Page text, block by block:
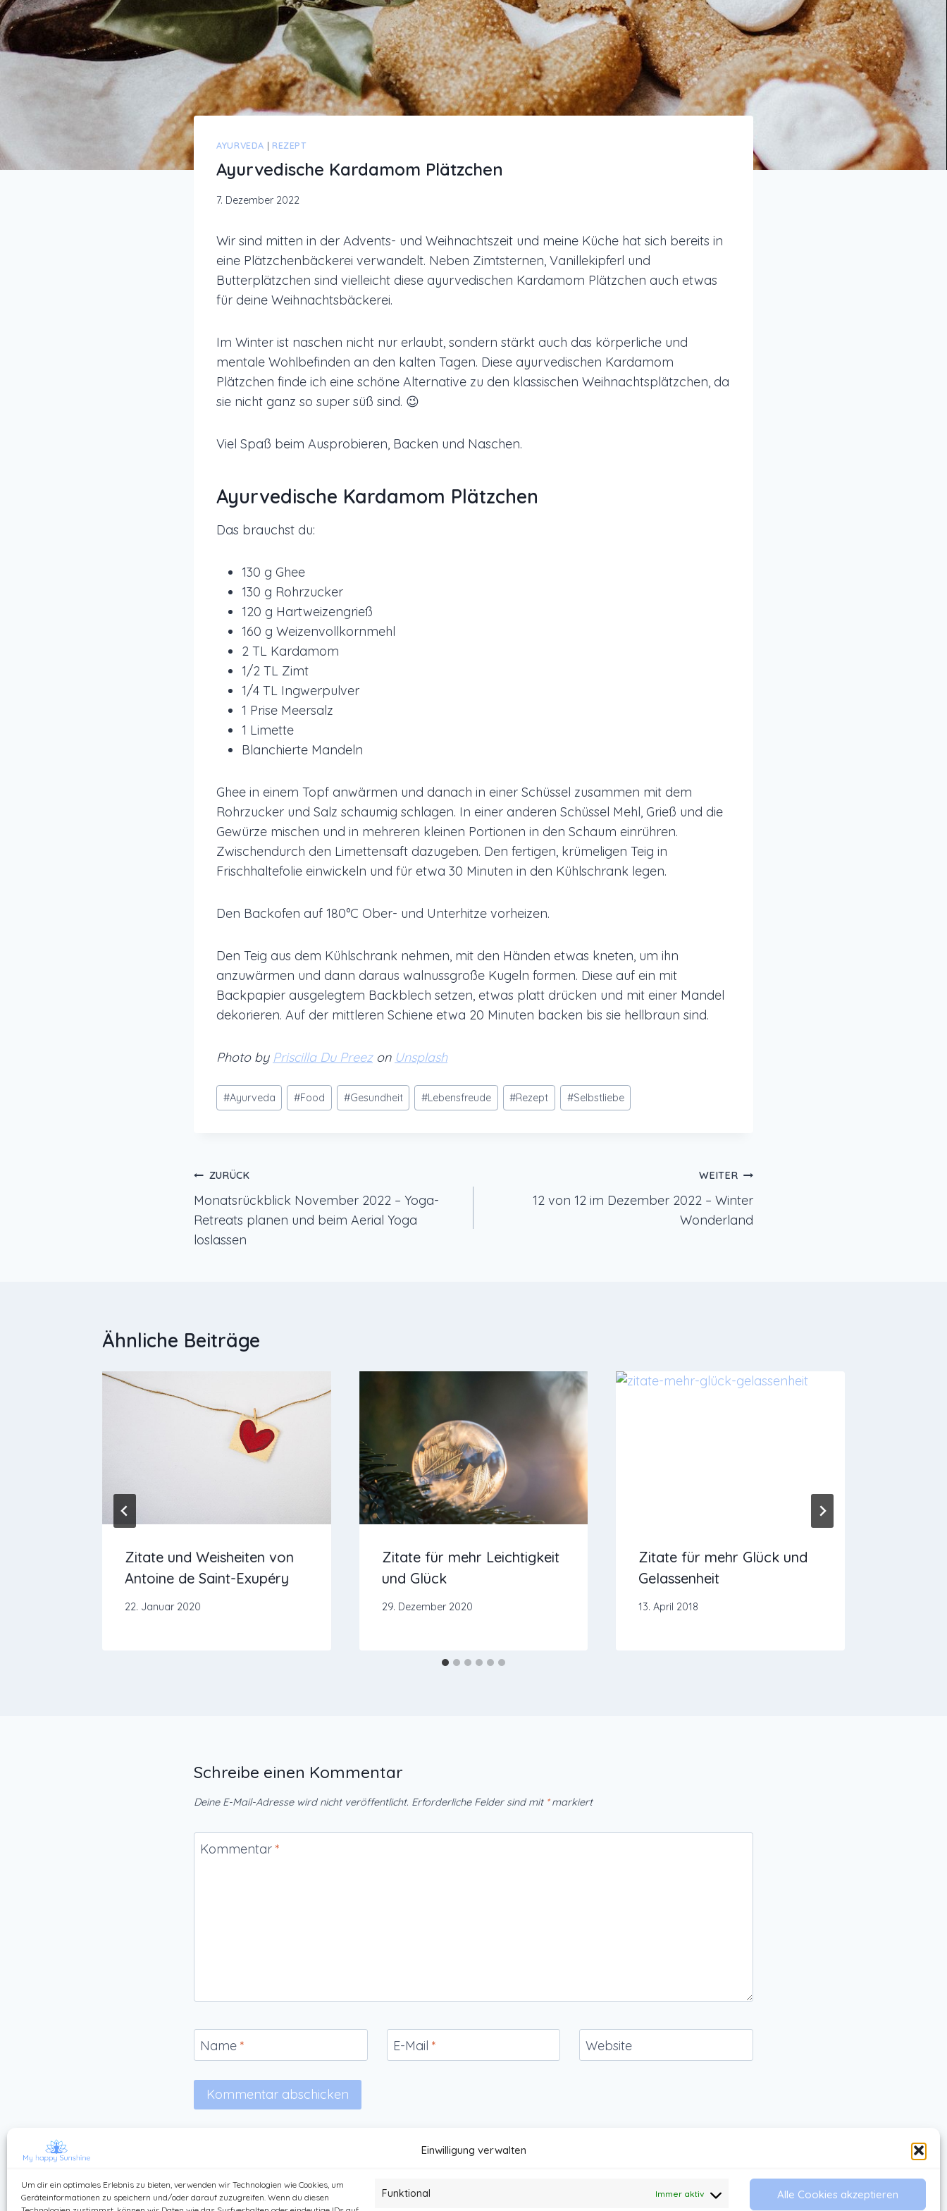
Einwilligung verwalten
Um dir ein optimales Erlebnis zu bieten, verwenden wir Technologien wie Cookies, um
Geräteinformationen zu speichern und/oder darauf zuzugreifen. Wenn du diesen
Funktional Immer aktiv Alle Cookies akzeptieren
AYURVEDA | REZEPT
Ayurvedische Kardamom Plätzchen
7. Dezember 2022
Wir sind mitten in der Advents- und Weihnachtszeit und meine Küche hat sich bereits in
eine Plätzchenbäckerei verwandelt. Neben Zimtsternen, Vanillekipferl und
Butterplätzchen sind vielleicht diese ayurvedischen Kardamom Plätzchen auch etwas
für deine Weihnachtsbäckerei.
Im Winter ist naschen nicht nur erlaubt, sondern stärkt auch das körperliche und
mentale Wohlbefinden an den kalten Tagen. Diese ayurvedischen Kardamom
Plätzchen finde ich eine schöne Alternative zu den klassischen Weihnachtsplätzchen, da
sie nicht ganz so super süß sind. 😉
Viel Spaß beim Ausprobieren, Backen und Naschen.
Ayurvedische Kardamom Plätzchen
Das brauchst du:
130 g Ghee
130 g Rohrzucker
120 g Hartweizengrieß
160 g Weizenvollkornmehl
2 TL Kardamom
1/2 TL Zimt
1/4 TL Ingwerpulver
1 Prise Meersalz
1 Limette
Blanchierte Mandeln
Ghee in einem Topf anwärmen und danach in einer Schüssel zusammen mit dem
Rohrzucker und Salz schaumig schlagen. In einer anderen Schüssel Mehl, Grieß und die
Gewürze mischen und in mehreren kleinen Portionen in den Schaum einrühren.
Zwischendurch den Limettensaft dazugeben. Den fertigen, krümeligen Teig in
Frischhaltefolie einwickeln und für etwa 30 Minuten in den Kühlschrank legen.
Den Backofen auf 180°C Ober- und Unterhitze vorheizen.
Den Teig aus dem Kühlschrank nehmen, mit den Händen etwas kneten, um ihn
anzuwärmen und dann daraus walnussgroße Kugeln formen. Diese auf ein mit
Backpapier ausgelegtem Backblech setzen, etwas platt drücken und mit einer Mandel
dekorieren. Auf der mittleren Schiene etwa 20 Minuten backen bis sie hellbraun sind.
Photo by Priscilla Du Preezon Unsplash
Schlagworte:
#Ayurveda #Food #Gesundheit #Lebensfreude #Rezept #Selbstliebe
Beitragsnavigation
ZURÜCK
Monatsrückblick November 2022 – Yoga-
Retreats planen und beim Aerial Yoga
loslassen
WEITER
12 von 12 im Dezember 2022 – Winter
Wonderland
Ähnliche Beiträge
Zitate und Weisheiten von
Antoine de Saint-Exupéry
22. Januar 2020
Zitate für mehr Leichtigkeit
und Glück
29. Dezember 2020
Zitate für mehr Glück und
Gelassenheit
13. April 2018
Schreibe einen Kommentar
Deine E-Mail-Adresse wird nicht veröffentlicht. Erforderliche Felder sind mit *markiert
Kommentar *
Name * E-Mail * Website